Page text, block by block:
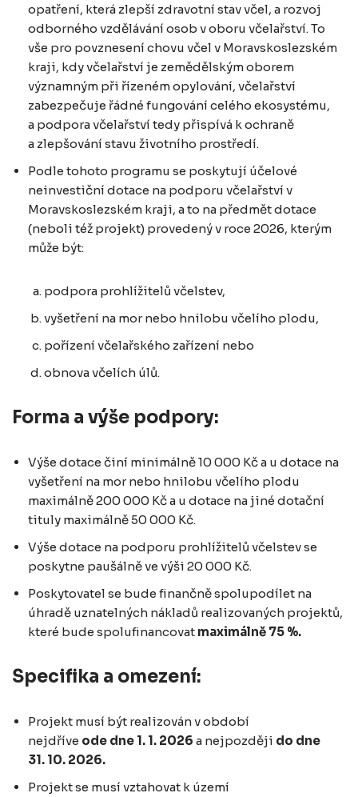
opatření, která zlepší zdravotní stav včel, a rozvoj
odborného vzdělávání osob v oboru včelařství. To
vše pro povznesení chovu včel v Moravskoslezském
kraji, kdy včelařství je zemědělským oborem
významným při řízeném opylování, včelařství
zabezpečuje řádné fungování celého ekosystému,
a podpora včelařství tedy přispívá k ochraně
a zlepšování stavu životního prostředí.
Podle tohoto programu se poskytují účelové
neinvestiční dotace na podporu včelařství v
Moravskoslezském kraji, a to na předmět dotace
(neboli též projekt) provedený v roce 2026, kterým
může být:
podpora prohlížitelů včelstev,
vyšetření na mor nebo hnilobu včelího plodu,
pořízení včelařského zařízení nebo
obnova včelích úlů.
Forma a výše podpory:
Výše dotace činí minimálně 10 000 Kč a u dotace na
vyšetření na mor nebo hnilobu včelího plodu
maximálně 200 000 Kč a u dotace na jiné dotační
tituly maximálně 50 000 Kč.
Výše dotace na podporu prohlížitelů včelstev se
poskytne paušálně ve výši 20 000 Kč.
Poskytovatel se bude finančně spolupodílet na
úhradě uznatelných nákladů realizovaných projektů,
které bude spolufinancovat maximálně 75 %.
Specifika a omezení:
Projekt musí být realizován v období
nejdříve ode dne 1. 1. 2026 a nejpozději do dne
31. 10. 2026.
Projekt se musí vztahovat k území